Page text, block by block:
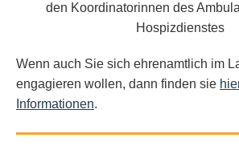
den Koordinatorinnen des
Hospizdienstes
Wenn auch Sie sich ehrenamtlich im
engagieren wollen, dann finden sie
Informationen.